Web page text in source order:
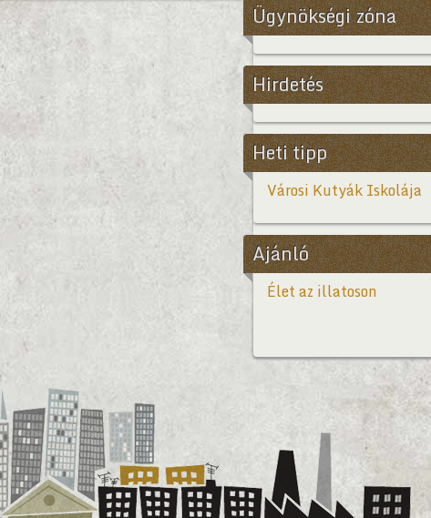
Ügynökségi zóna
Hirdetés
Heti tipp
Városi Kutyák Iskolája
Ajánló
Élet az illatoson